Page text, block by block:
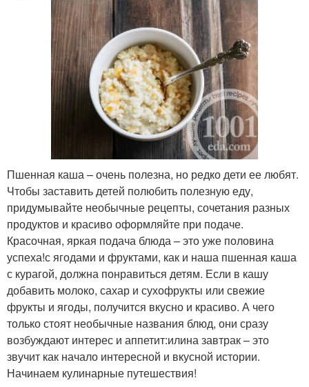
Пшенная каша – очень полезна, но редко дети ее любят.
Чтобы заставить детей полюбить полезную еду,
придумывайте необычные рецепты, сочетания разных
продуктов и красиво оформляйте при подаче.
Красочная, яркая подача блюда – это уже половина
успеха!с ягодами и фруктами, как и наша пшенная каша
с курагой, должна понравиться детям. Если в кашу
добавить молоко, сахар и сухофрукты или свежие
фрукты и ягоды, получится вкусно и красиво. А чего
только стоят необычные названия блюд, они сразу
возбуждают интерес и аппетит:илина завтрак – это
звучит как начало интересной и вкусной истории.
Начинаем кулинарные путешествия!